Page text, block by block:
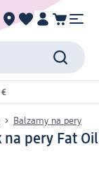
€
Balzamy na pery
na pery Fat Oil